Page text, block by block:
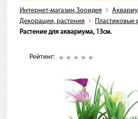
Интернет-магазин Зооидея
Декорации, растения
Пластиковые
Растение для аквариума, 13см.
Рейтинг: